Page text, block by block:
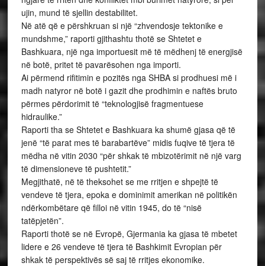
ujin, mund të sjellin destabilitet.
Në atë që e përshkruan si një “zhvendosje tektonike e
mundshme,” raporti gjithashtu thotë se Shtetet e
Bashkuara, një nga importuesit më të mëdhenj të energjisë
në botë, pritet të pavarësohen nga importi.
Ai përmend rifitimin e pozitës nga SHBA si prodhuesi më i
madh natyror në botë i gazit dhe prodhimin e naftës bruto
përmes përdorimit të “teknologjisë fragmentuese
hidraulike.”
Raporti tha se Shtetet e Bashkuara ka shumë gjasa që të
jenë “të parat mes të barabartëve” midis fuqive të tjera të
mëdha në vitin 2030 “për shkak të mbizotërimit në një varg
të dimensioneve të pushtetit.”
Megjithatë, në të theksohet se me rritjen e shpejtë të
vendeve të tjera, epoka e dominimit amerikan në politikën
ndërkombëtare që filloi në vitin 1945, do të “nisë
tatëpjetën”.
Raporti thotë se në Evropë, Gjermania ka gjasa të mbetet
lidere e 26 vendeve të tjera të Bashkimit Evropian për
shkak të perspektivës së saj të rritjes ekonomike.